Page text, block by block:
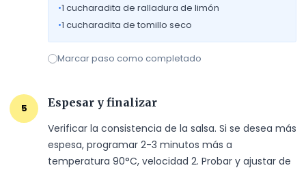
•1 cucharadita de ralladura de limón
•1 cucharadita de tomillo seco
Marcar paso como completado
5
Espesar y finalizar
Verificar la consistencia de la salsa. Si se desea más
espesa, programar 2-3 minutos más a
temperatura 90°C, velocidad 2. Probar y ajustar de